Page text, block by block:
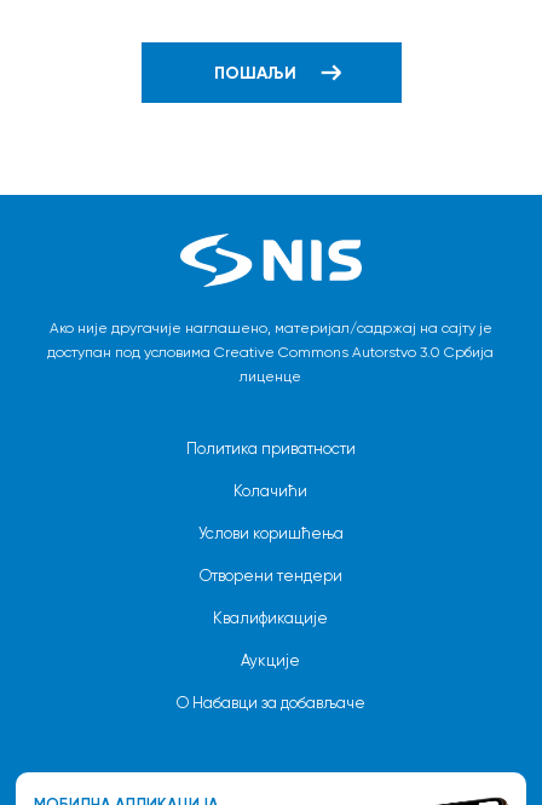
ПОШАЉИ
Ако није другачије наглашено, материјал/садржај на сајту је
доступан под условима Creative Commons Autorstvo 3.0 Србија
лиценце
Политика приватности
Колачићи
Услови коришћења
Отворени тендери
Квалификације
Аукције
О Набавци за добављаче